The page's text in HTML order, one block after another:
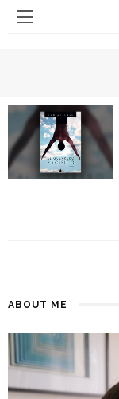
ABOUT ME